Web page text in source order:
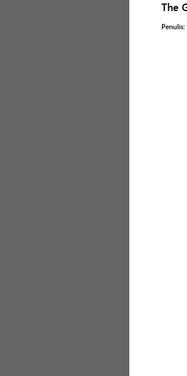
The
Penulis: